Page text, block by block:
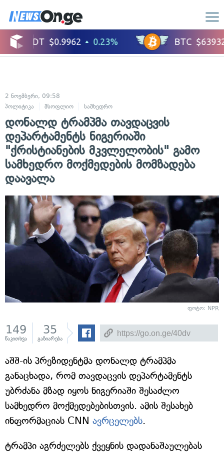
2 ნოემბერი, 09:58
პოლიტიკა
მსოფლიო სამხედრო
დონალდ ტრამპმა თავდაცვის
დეპარტამენტს ნიგერიაში
"ქრისტიანების მკვლელობის" გამო
სამხედრო მოქმედების მომზადება
დაავალა
ფოტო: NPR
149
წაკითხვა
35
გაზიარება
აშშ-ის პრეზიდენტმა დონალდ ტრამპმა
განაცხადა, რომ თავდაცვის დეპარტამენტს
უბრძანა მზად იყოს ნიგერიაში შესაძლო
სამხედრო მოქმედებებისთვის. ამის შესახებ
ინფორმაციას CNN ავრცელებს.
ტრამპი აგრძელებს ქვეყნის დადანაშაულებას